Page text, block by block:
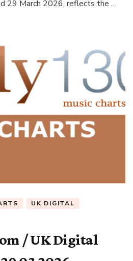
29 March 2026, reflects the …
UK DIGITAL
/ UK Digital